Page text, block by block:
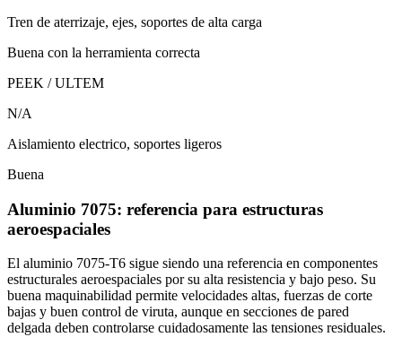
Tren de aterrizaje, ejes, soportes de alta carga
Buena con la herramienta correcta
PEEK / ULTEM
N/A
Aislamiento electrico, soportes ligeros
Buena
Aluminio 7075: referencia para estructuras
aeroespaciales
El aluminio 7075-T6 sigue siendo una referencia en componentes
estructurales aeroespaciales por su alta resistencia y bajo peso. Su
buena maquinabilidad permite velocidades altas, fuerzas de corte
bajas y buen control de viruta, aunque en secciones de pared
delgada deben controlarse cuidadosamente las tensiones residuales.